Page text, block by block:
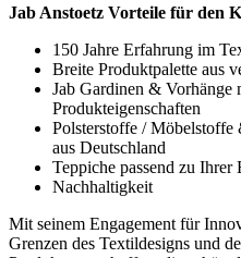
Jab Anstoetz Vorteile für den
150 Jahre Erfahrung im
Breite Produktpalette aus
Jab Gardinen & Vorhänge
Produkteigenschaften
Polsterstoffe /
aus Deutschland
Teppiche passend zu Ihrer
Nachhaltigkeit
Mit seinem Engagement für
Grenzen des Textildesigns und